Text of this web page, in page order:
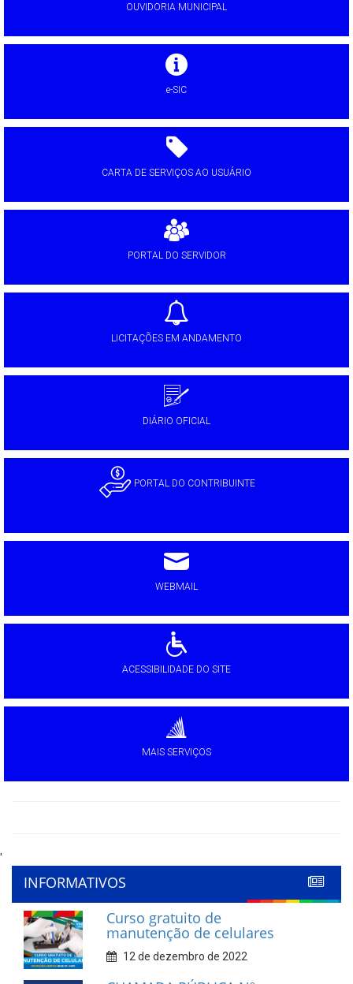
OUVIDORIA MUNICIPAL
e-SIC
CARTA DE SERVIÇOS AO USUÁRIO
PORTAL DO SERVIDOR
LICITAÇÕES EM ANDAMENTO
DIÁRIO OFICIAL
PORTAL DO CONTRIBUINTE
WEBMAIL
ACESSIBILIDADE DO SITE
MAIS SERVIÇOS
'
INFORMATIVOS
Curso gratuito de
manutenção de celulares
12 de dezembro de 2022